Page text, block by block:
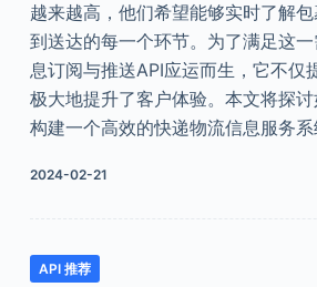
越来越高，他们希望能够实时了解
到送达的每一个环节。为了满足这
息订阅与推送API应运而生，它不仅
极大地提升了客户体验。本文将探
构建一个高效的快递物流信息服务系
2024-02-21
API 推荐